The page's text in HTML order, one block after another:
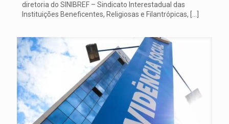
diretoria do SINIBREF – Sindicato Interestadual das
Instituições Beneficentes, Religiosas e Filantrópicas,